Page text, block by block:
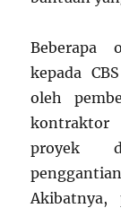
Beberapa
kepada
oleh
kontraktor
proyek
Akibatnya,